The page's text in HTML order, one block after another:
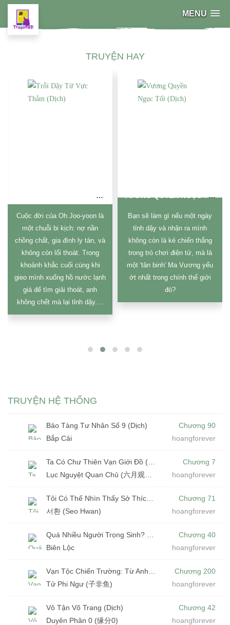
MENU
TRUYỆN HAY
TRỖI DẬY TỪ VỰC THẲM (DỊCH)
Cuộc đời của Oh Joo-yoon là
một chuỗi bi kịch: nợ nần
chồng chất, gia đình ly tán, và
không còn lối thoát. Trong
khoảnh khắc cuối cùng khi
gieo mình xuống hồ nước lạnh
giá để tìm giải thoát, anh
không chết mà lại tỉnh dậy....
VƯƠNG QUYỀN NGỤC TỐI (DỊCH)
Bạn sẽ làm gì nếu một ngày
tỉnh dậy và nhận ra mình
không còn là kẻ chiến thắng
trong trò chơi điện tử, mà là
một 'tân binh' Ma Vương yếu
ớt nhất trong chính thế giới
đó?
TRUYỆN HỆ THỐNG
Bảo Tàng Tư Nhân Số 9 (Dịch)
Bắp Cải
Chương 90
hoangforever
Chương 7
hoangforever
서환 (Seo Hwan)
Chương 71
hoangforever
Biên Lộc
Chương 40
hoangforever
Tử Phi Ngư (子非鱼)
Chương 200
hoangforever
Vô Tận Võ Trang (Dịch)
Duyên Phân 0 (缘分0)
Chương 42
hoangforever